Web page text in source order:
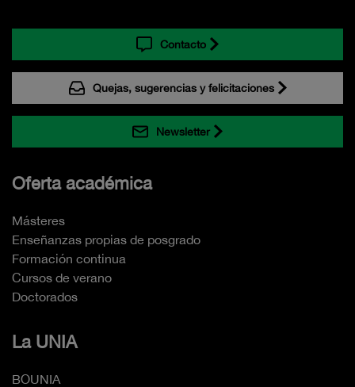
Contacto
Quejas, sugerencias y felicitaciones
Newsletter
Oferta académica
Másteres
Enseñanzas propias de posgrado
Formación continua
Cursos de verano
Doctorados
La UNIA
BOUNIA